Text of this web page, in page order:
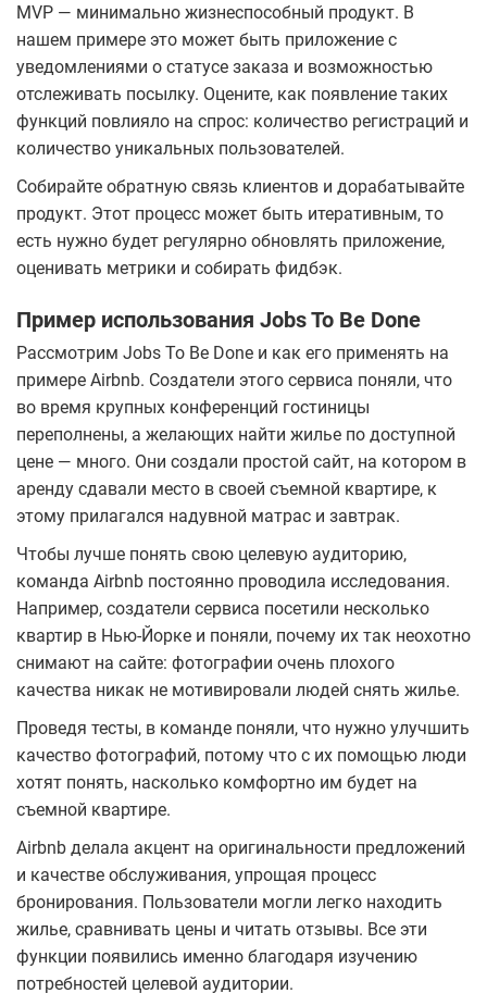
MVP — минимально жизнеспособный продукт. В
нашем примере это может быть приложение с
уведомлениями о статусе заказа и возможностью
отслеживать посылку. Оцените, как появление таких
функций повлияло на спрос: количество регистраций и
количество уникальных пользователей.
Собирайте обратную связь клиентов и дорабатывайте
продукт. Этот процесс может быть итеративным, то
есть нужно будет регулярно обновлять приложение,
оценивать метрики и собирать фидбэк.
Пример использования Jobs To Be Done
Рассмотрим Jobs To Be Done и как его применять на
примере Airbnb. Создатели этого сервиса поняли, что
во время крупных конференций гостиницы
переполнены, а желающих найти жилье по доступной
цене — много. Они создали простой сайт, на котором в
аренду сдавали место в своей съемной квартире, к
этому прилагался надувной матрас и завтрак.
Чтобы лучше понять свою целевую аудиторию,
команда Airbnb постоянно проводила исследования.
Например, создатели сервиса посетили несколько
квартир в Нью-Йорке и поняли, почему их так неохотно
снимают на сайте: фотографии очень плохого
качества никак не мотивировали людей снять жилье.
Проведя тесты, в команде поняли, что нужно улучшить
качество фотографий, потому что с их помощью люди
хотят понять, насколько комфортно им будет на
съемной квартире.
Airbnb делала акцент на оригинальности предложений
и качестве обслуживания, упрощая процесс
бронирования. Пользователи могли легко находить
жилье, сравнивать цены и читать отзывы. Все эти
функции появились именно благодаря изучению
потребностей целевой аудитории.